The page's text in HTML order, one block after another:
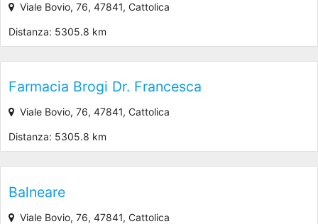
Viale Bovio, 76, 47841, Cattolica
Distanza: 5305.8 km
Farmacia Brogi Dr. Francesca
Viale Bovio, 76, 47841, Cattolica
Distanza: 5305.8 km
Balneare
Viale Bovio, 76, 47841, Cattolica